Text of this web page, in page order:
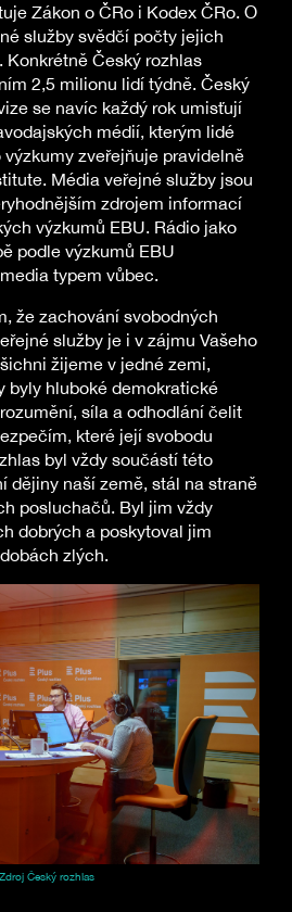
Zákon o ČRo i Kodex ČRo. O
služby svědčí počty jejich
Konkrétně Český rozhlas
2,5 milionu lidí týdně. Český
se navíc každý rok umisťují
médií, kterým lidé
výzkumy zveřejňuje pravidelně
Média veřejné služby jsou
zdrojem informací
výzkumů EBU. Rádio jako
podle výzkumů EBU
typem vůbec.
že zachování svobodných
služby je i v zájmu Vašeho
žijeme v jedné zemi,
byly hluboké demokratické
síla a odhodlání čelit
které její svobodu
byl vždy součástí této
dějiny naší země, stál na straně
posluchačů. Byl jim vždy
dobrých a poskytoval jim
zlých.
Český rozhlas